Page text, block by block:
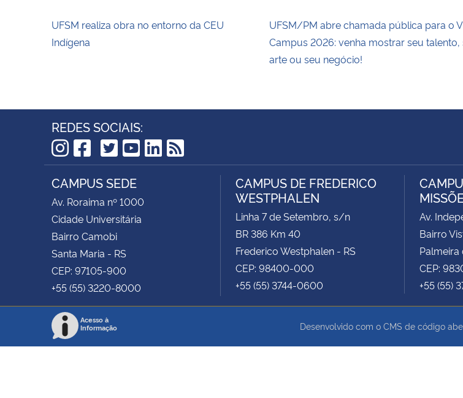
UFSM realiza obra no entorno da CEU
Indígena
UFSM/PM abre chamada pública para o
Campus 2026: venha mostrar seu talento,
arte ou seu negócio!
REDES SOCIAIS:
Instagram
Facebook
TikTok
Twitter
YouTube
LinkedIn
RSS
CAMPUS SEDE
Av. Roraima nº 1000
Cidade Universitária
Bairro Camobi
Santa Maria - RS
CEP: 97105-900
+55 (55) 3220-8000
CAMPUS DE FREDERICO
WESTPHALEN
Linha 7 de Setembro, s/n
BR 386 Km 40
Frederico Westphalen - RS
CEP: 98400-000
+55 (55) 3744-0600
Av.
Bairro
Palmeira
CEP:
+55 (55)
Acesso à
Informação
Desenvolvido com o CMS de código